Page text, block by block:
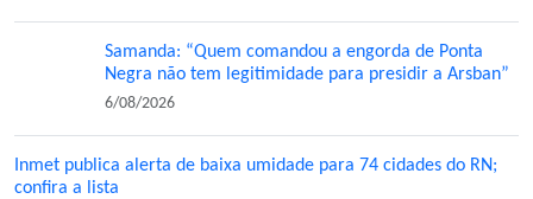
Samanda: “Quem comandou a engorda de Ponta
Negra não tem legitimidade para presidir a Arsban”
6/08/2026
Inmet publica alerta de baixa umidade para 74 cidades do RN;
confira a lista